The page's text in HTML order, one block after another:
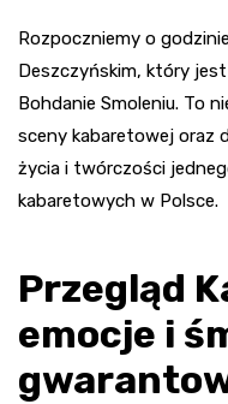
Rozpoczniemy o
Deszczyńskim, który
Bohdanie Smoleniu. To
sceny kabaretowej oraz
życia i twórczości
kabaretowych w Polsce.
Przegląd
emocje i